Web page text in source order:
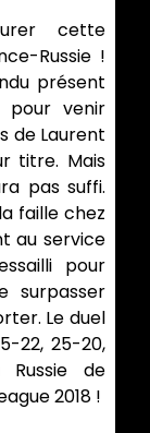
cette
Russie !
présent
pour venir
de Laurent
titre. Mais
pas suffi.
faille chez
au service
pour
surpasser
Le duel
22, 25-20,
de
2018 !